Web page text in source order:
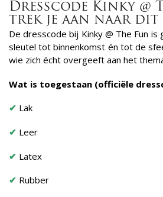
Dresscode Kinky @
trek je aan naar dit
De dresscode bij Kinky @ The Fun
sleutel tot binnenkomst én tot de
wie zich écht overgeeft aan het
Wat is toegestaan (officiële
✔ Lak
✔ Leer
✔ Latex
✔ Rubber